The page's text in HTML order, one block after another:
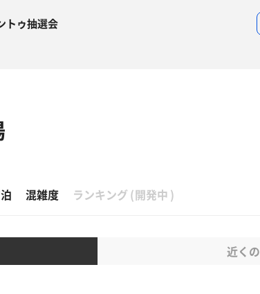
トゥ抽選会
混雑度 ランキング (開発中 )
近く